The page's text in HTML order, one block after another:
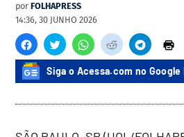
por FOLHAPRESS
14:36, 30 JUNHO 2026
Siga o Acessa.com no Google